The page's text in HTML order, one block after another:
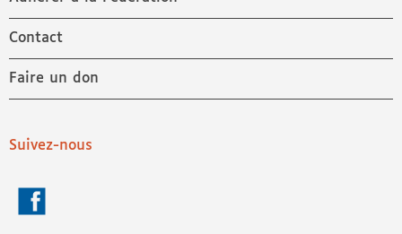
Contact
Faire un don
Suivez-nous